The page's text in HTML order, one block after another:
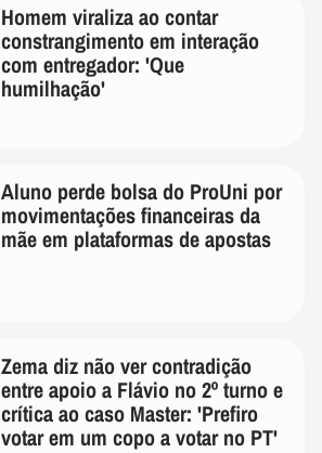
Homem viraliza ao contar
constrangimento em interação
com entregador: 'Que
humilhação'
Aluno perde bolsa do ProUni por
movimentações financeiras da
mãe em plataformas de apostas
Zema diz não ver contradição
entre apoio a Flávio no 2º turno e
crítica ao caso Master: 'Prefiro
votar em um copo a votar no PT'